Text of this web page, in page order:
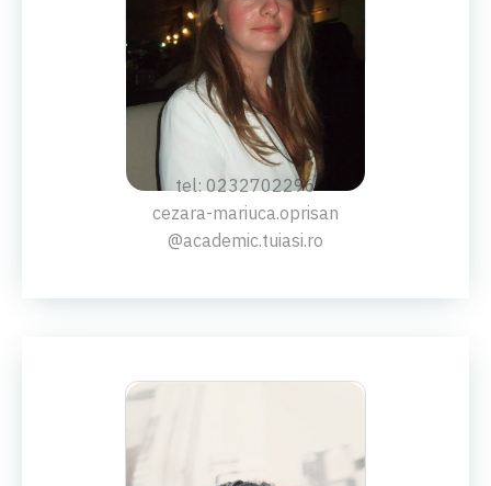
DRD.MAT.INF.
Cezara-Măriuca Oprișan
tel: 0232702296
cezara-mariuca.oprisan
@academic.tuiasi.ro